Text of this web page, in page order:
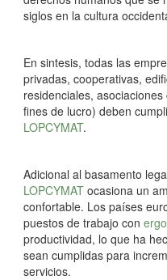
siglos en la cultura
En sintesis, todas las
privadas, cooperativas,
residenciales,
fines de lucro) deben
LOPCYMAT.
Adicional al basamento
LOPCYMAT ocasiona un
confortable. Los países
puestos de trabajo con
productividad, lo que ha
sean cumplidas para
servicios.